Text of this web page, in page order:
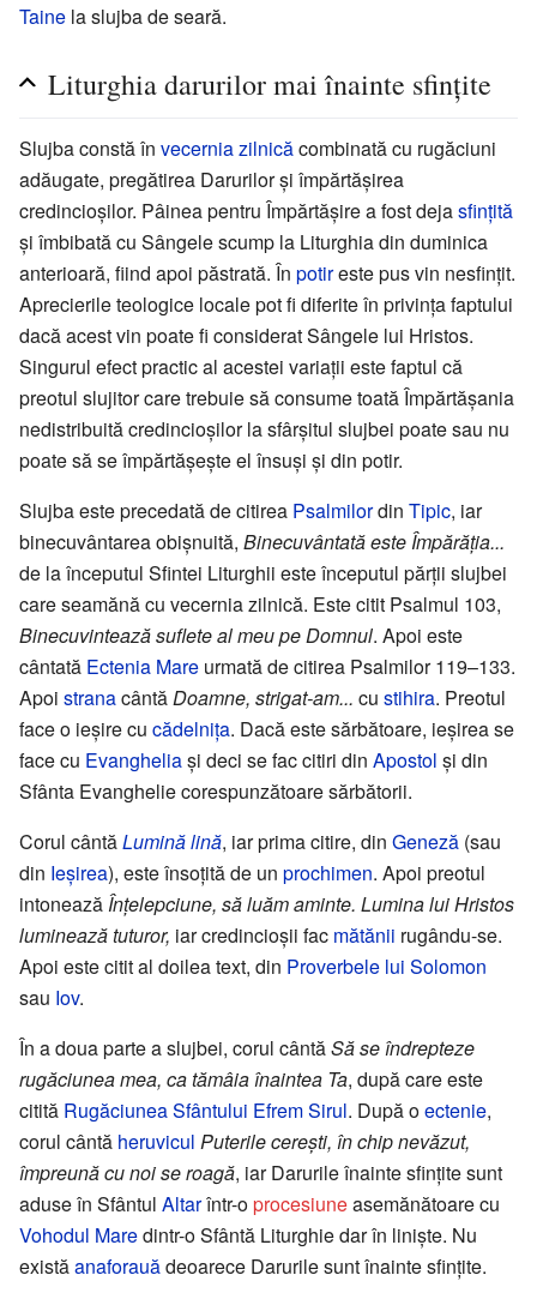
Taine la slujba de seară.
Liturghia darurilor mai înainte sfințite
Slujba constă în vecernia zilnicăcombinată cu rugăciuni
adăugate, pregătirea Darurilor şi împărtăşirea
credincioşilor. Pâinea pentru Împărtăşire a fost dejasfinţită
şi îmbibată cu Sângele scump la Liturghia din duminica
anterioară, fiind apoi păstrată. În potireste pus vin nesfinţit.
Aprecierile teologice locale pot fi diferite în privinţa faptului
dacă acest vin poate fi considerat Sângele lui Hristos.
Singurul efect practic al acestei variaţii este faptul că
preotul slujitor care trebuie să consume toată Împărtăşania
nedistribuită credincioşilor la sfârşitul slujbei poate sau nu
poate să se împărtăşeşte el însuşi şi din potir.
Slujba este precedată de citirea Psalmilordin Tipic, iar
binecuvântarea obişnuită, Binecuvântată este Împărăţia...
de la începutul Sfintei Liturghii este începutul părţii slujbei
care seamănă cu vecernia zilnică. Este citit Psalmul 103,
Binecuvintează suflete al meu pe Domnul. Apoi este
cântată Ectenia Mare urmată de citirea Psalmilor 119–133.
Apoi stranacântă Doamne, strigat-am... cu stihira. Preotul
face o ieşire cu cădelniţa. Dacă este sărbătoare, ieşirea se
face cu Evangheliaşi deci se fac citiri din Apostol şi din
Sfânta Evanghelie corespunzătoare sărbătorii.
Corul cântăLumină lină, iar prima citire, din Geneză (sau
din Ieşirea), este însoţită de un prochimen. Apoi preotul
intonează Înţelepciune, să luăm aminte. Lumina lui Hristos
luminează tuturor, iar credincioşii fac mătănii rugându-se.
Apoi este citit al doilea text, din Proverbele lui Solomon
sau Iov.
În a doua parte a slujbei, corul cântăSă se îndrepteze
rugăciunea mea, ca tămâia înaintea Ta, după care este
citită Rugăciunea Sfântului Efrem Sirul. După oectenie,
corul cântă heruvicul Puterile cereşti, în chip nevăzut,
împreună cu noi se roagă, iar Darurile înainte sfinţite sunt
aduse în Sfântul Altarîntr-oprocesiuneasemănătoare cu
Vohodul Maredintr-o Sfântă Liturghie dar în linişte. Nu
existăanaforauădeoarece Darurile sunt înainte sfinţite.